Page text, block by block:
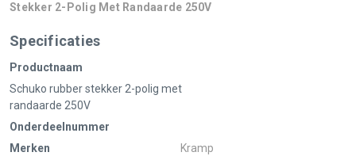
Stekker 2-Polig Met Randaarde 250V
Specificaties
Productnaam
Schuko rubber stekker 2-polig met
randaarde 250V
Onderdeelnummer
Merken
Kramp